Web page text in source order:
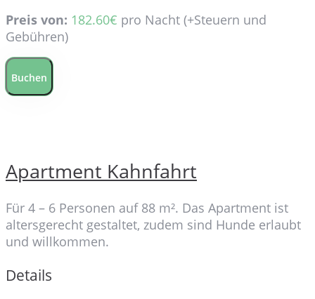
Preis von: 182.60€ pro Nacht (+Steuern und
Gebühren)
Buchen
Apartment Kahnfahrt
Für 4 – 6 Personen auf 88 m². Das Apartment ist
altersgerecht gestaltet, zudem sind Hunde erlaubt
und willkommen.
Details